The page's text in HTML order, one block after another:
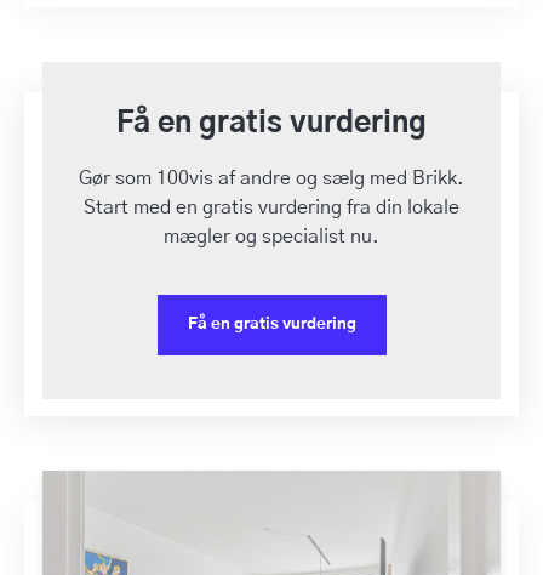
Få en gratis vurdering
Gør som 100vis af andre og sælg med Brikk.
Start med en gratis vurdering fra din lokale
mægler og specialist nu.
Få en gratis vurdering